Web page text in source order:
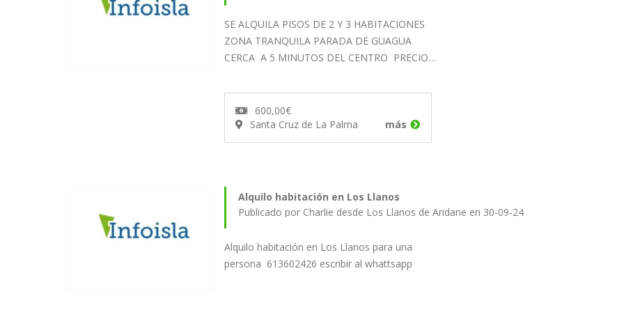
SE ALQUILA PISOS DE 2 Y 3 HABITACIONES
ZONA TRANQUILA PARADA DE GUAGUA
CERCA A 5 MINUTOS DEL CENTRO PRECIO…
600,00€
Santa Cruz de La Palma
más
Alquilo habitación en Los Llanos
Publicado por Charlie desde Los Llanos de Aridane en 30-09-24
Alquilo habitación en Los Llanos para una
persona 613602426 escribir al whattsapp